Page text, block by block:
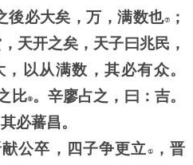
後必大矣，万，满数也⑦
；
天开之矣，天子曰兆民，
以从满数，其必有众。
比⑨。辛廖占之，曰：吉。
必蕃昌。
公卒，四子争更立 ①
，晋